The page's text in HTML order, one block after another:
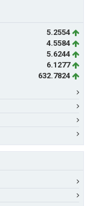
5.2554
4.5584
5.6244
6.1277
632.7824